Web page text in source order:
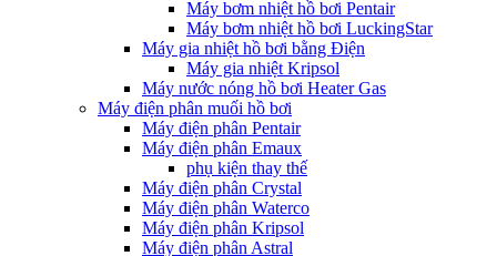
Máy bơm nhiệt hồ bơi Pentair
Máy bơm nhiệt hồ bơi LuckingStar
Máy gia nhiệt hồ bơi bằng Điện
Máy gia nhiệt Kripsol
Máy nước nóng hồ bơi Heater Gas
Máy điện phân muối hồ bơi
Máy điện phân Pentair
Máy điện phân Emaux
phụ kiện thay thế
Máy điện phân Crystal
Máy điện phân Waterco
Máy điện phân Kripsol
Máy điện phân Astral